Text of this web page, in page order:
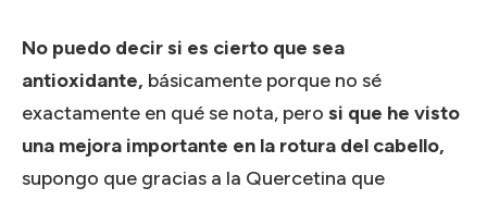
No puedo decir si es cierto que sea
antioxidante, básicamente porque no sé
exactamente en qué se nota, pero si que he visto
una mejora importante en la rotura del cabello,
supongo que gracias a la Quercetina que